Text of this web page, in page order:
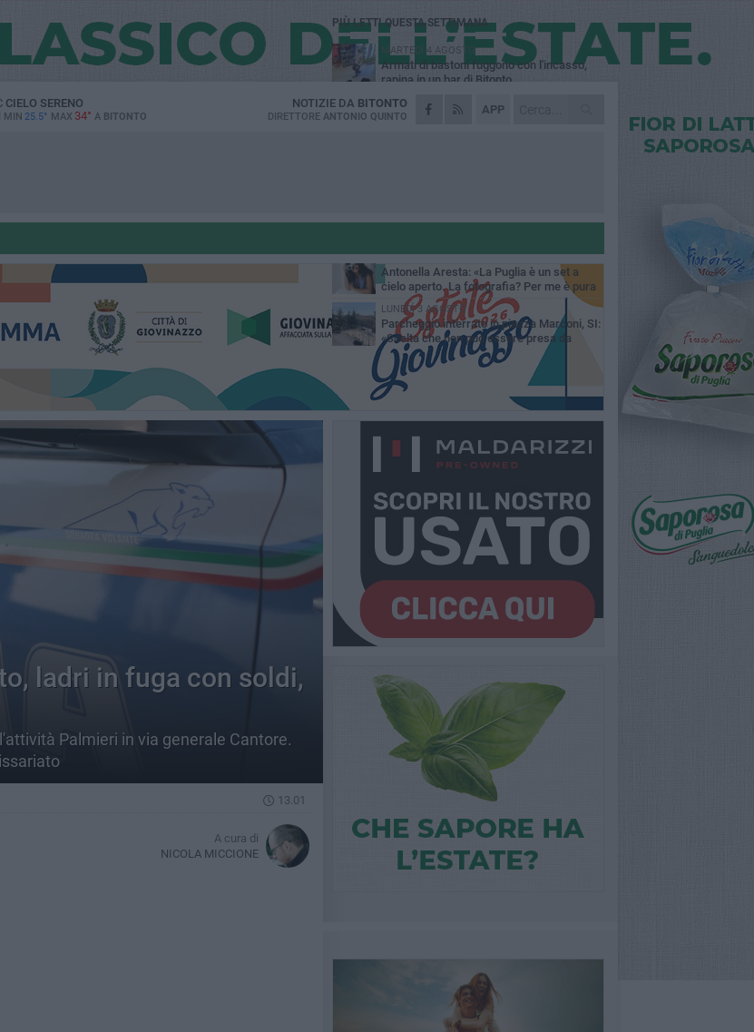
CIELO SERENO
MIN 25.5° MAX 34° A BITONTO
APP
NOTIZIE DA BITONTO
DIRETTORE ANTONIO QUINTO
ladri in fuga con soldi,
Palmieri in via generale Cantore.
13.01
A cura di
NICOLA MICCIONE
PIÙ LETTI QUESTA SETTIMANA
MARTEDÌ 4 AGOSTO
Armati di bastoni fuggono con l'incasso,
rapina in un bar di Bitonto
VENERDÌ 31 LUGLIO
Furti d'auto, scoperta la banda tra Bitonto e
Fratelli d'Italia Bitonto: «Vicinanza alla
LUNEDÌ 3 AGOSTO
Antonella Aresta: «La Puglia è un set a
cielo aperto. La fotografia? Per me è pura
poesia»
LUNEDÌ 3 AGOSTO
Parcheggio interrato in piazza Marconi, SI:
«Scelta che non può essere presa da